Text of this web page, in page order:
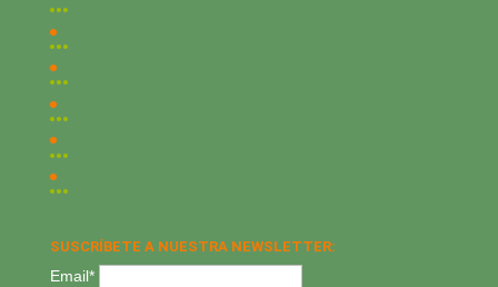
SUSCRÍBETE A NUESTRA NEWSLETTER:
Email*